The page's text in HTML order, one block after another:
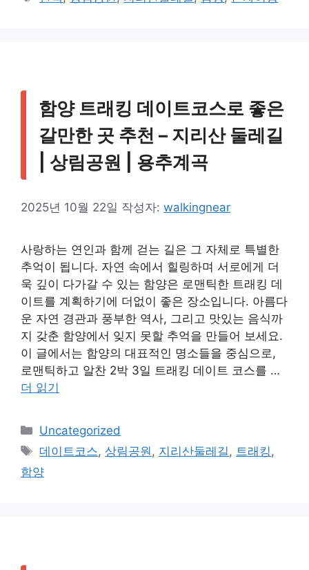
함양 트래킹 데이트코스로 좋은
갈만한 곳 추천 – 지리산 둘레길
| 상림공원 | 용추계곡
2025년 10월 22일 작성자: walkingnear
사랑하는 연인과 함께 걷는 길은 그 자체로 특별한
추억이 됩니다. 자연 속에서 힐링하며 서로에게 더
욱 깊이 다가갈 수 있는 함양은 로맨틱한 트래킹 데
이트를 계획하기에 더없이 좋은 장소입니다. 아름다
운 자연 경관과 풍부한 역사, 그리고 맛있는 음식까
지 갖춘 함양에서 잊지 못할 추억을 만들어 보세요.
이 글에서는 함양의 대표적인 명소들을 중심으로,
로맨틱하고 알찬 2박 3일 트래킹 데이트 코스를 …
더 읽기
카
테
고
리
Uncategorized
태
그
데이트코스, 상림공원 , 지리산둘레길 , 트래킹 ,
함양